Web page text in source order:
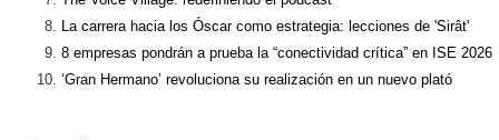
La carrera hacia los Óscar como estrategia: lecciones de 'Sirât'
8 empresas pondrán a prueba la “conectividad crítica” en ISE 2026
‘Gran Hermano’ revoluciona su realización en un nuevo plató